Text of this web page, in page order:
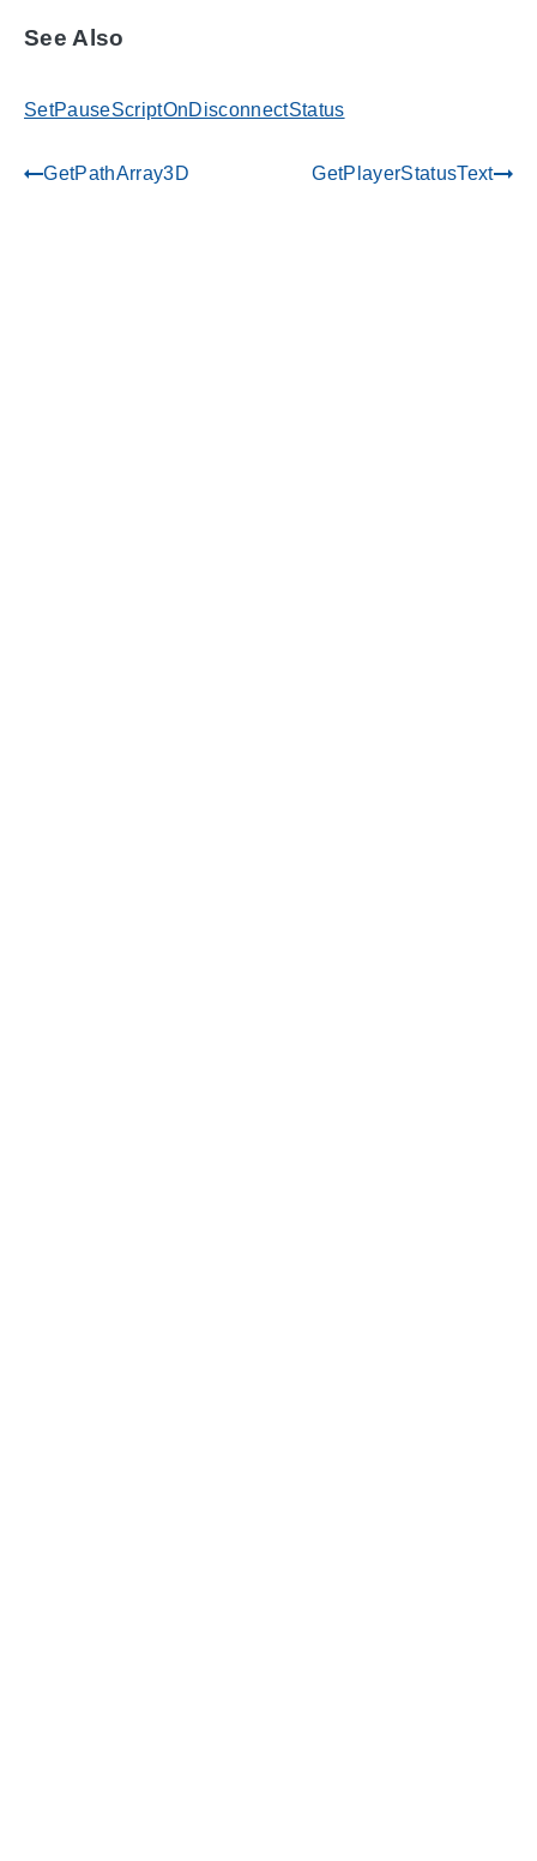
See Also
SetPauseScriptOnDisconnectStatus
gdoc_arrow_left_altGetPathArray3D GetPlayerStatusTextgdoc_arrow_right_alt